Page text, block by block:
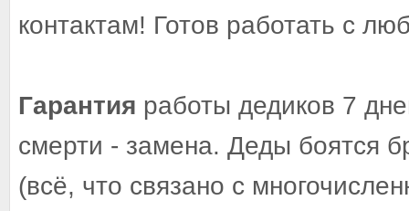
контактам! Готов работать с
Гарантия работы дедиков 7
смерти - замена. Деды боятся
(всё, что связано с